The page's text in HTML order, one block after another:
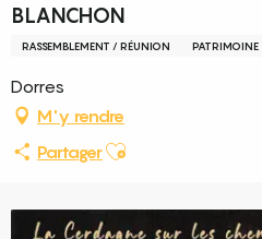
BLANCHON
RASSEMBLEMENT / RÉUNION PATRIMOINE
Dorres
M'y rendre
PartagerAjouter aux favoris